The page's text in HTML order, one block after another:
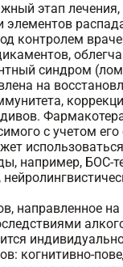
этап
контролем
синдром
на
с учетом его
например, БОС-
направленное на
когнитивно-